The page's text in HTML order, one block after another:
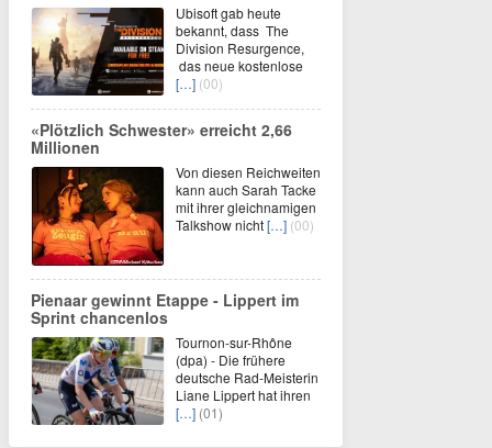
Ubisoft gab heute
bekannt, dass The
Division Resurgence,
das neue kostenlose
[…] (00)
«Plötzlich Schwester» erreicht 2,66
Millionen
Von diesen Reichweiten
kann auch Sarah Tacke
mit ihrer gleichnamigen
Talkshow nicht[…] (00)
Pienaar gewinnt Etappe - Lippert im
Sprint chancenlos
Tournon-sur-Rhône
(dpa) - Die frühere
deutsche Rad-Meisterin
Liane Lippert hat ihren
[…] (01)